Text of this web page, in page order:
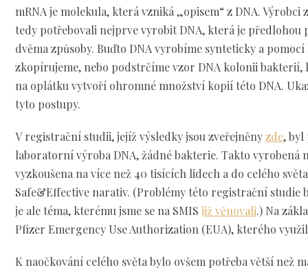
mRNA je molekula, která vzniká „opisem“ z DNA. Výrobci
tedy potřebovali nejprve vyrobit DNA, která je předlohou
dvěma způsoby. Buďto DNA vyrobíme synteticky a
zkopírujeme, nebo podstrčíme vzor DNA kolonii bakterií,
na oplátku vytvoří ohromné množství kopií této DNA.
tyto postupy.
V registrační studii, jejíž výsledky jsou zveřejněnyzde, byl
laboratorní výroba DNA, žádné bakterie. Takto vyrobená
vyzkoušena na více než 40 tisících lidech a do celého
Safe&Effective narativ. (Problémy této registrační studie
je ale téma, kterému jsme se na SMISjiž věnovali.) Na
Pfizer Emergency Use Authorization (EUA), kterého
K naočkování celého světa bylo ovšem potřeba větší než